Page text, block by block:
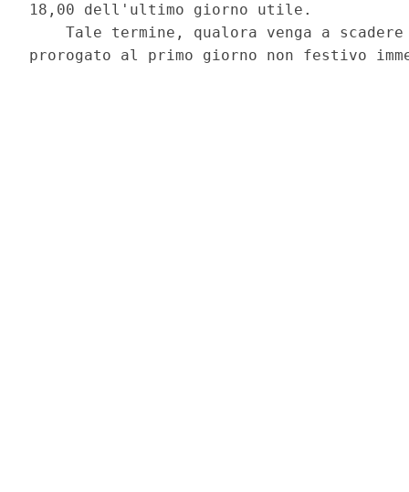
18,00 dell'ultimo giorno utile.
Tale termine, qualora venga a
prorogato al primo giorno non festivo